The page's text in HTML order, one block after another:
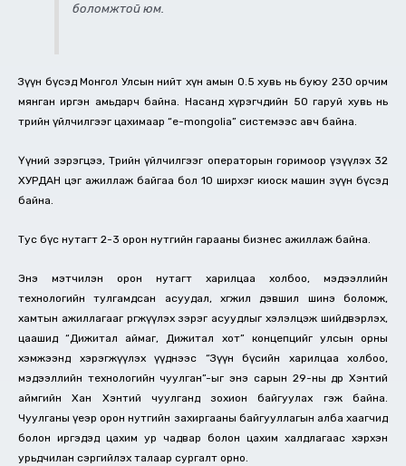
боломжтой юм.
Зүүн бүсэд Монгол Улсын нийт хүн амын 0.5 хувь нь буюу 230 орчим
мянган иргэн амьдарч байна. Насанд хүрэгчдийн 50 гаруй хувь нь
төрийн үйлчилгээг цахимаар “e-mongolia” системээс авч байна.
Үүний зэрэгцээ, Төрийн үйлчилгээг операторын горимоор үзүүлэх 32
ХУРДАН цэг ажиллаж байгаа бол 10 ширхэг киоск машин зүүн бүсэд
байна.
Тус бүс нутагт 2-3 орон нутгийн гарааны бизнес ажиллаж байна.
Энэ мэтчилэн орон нутагт харилцаа холбоо, мэдээллийн
технологийн тулгамдсан асуудал, хөгжил дэвшил шинэ боломж,
хамтын ажиллагааг өргөжүүлэх зэрэг асуудлыг хэлэлцэж шийдвэрлэх,
цаашид “Дижитал аймаг, Дижитал хот” концепцийг улсын орны
хэмжээнд хэрэгжүүлэх үүднээс “Зүүн бүсийн харилцаа холбоо,
мэдээллийн технологийн чуулган”-ыг энэ сарын 29-ны өдөр Хэнтий
аймгийн Хан Хэнтий чуулганд зохион байгуулах гэж байна.
Чуулганы үеэр орон нутгийн захиргааны байгууллагын алба хаагчид
болон иргэдэд цахим ур чадвар болон цахим халдлагаас хэрхэн
урьдчилан сэргийлэх талаар сургалт орно.